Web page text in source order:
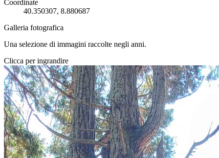
Coordinate
40.350307, 8.880687
Galleria fotografica
Una selezione di immagini raccolte negli anni.
Clicca per ingrandire